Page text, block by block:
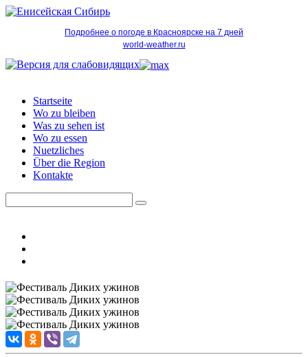
Подробнее о погоде в Красноярске на 7 дней
world-weather.ru
Startseite
Wo zu bleiben
Was zu sehen ist
Wo zu essen
Nuetzliches
Über die Region
Kontakte